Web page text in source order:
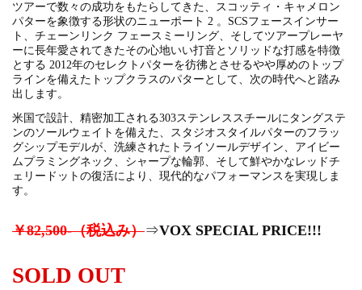
ツアーで数々の成功をもたらしてきた、スコッティ・キャメロン
パターを象徴する形状のニューポート 2 。SCSフェースインサー
ト、チェーンリンク フェースミーリング、そしてツアープレーヤ
ーに長年愛されてきたその心地いい打音とソリッドな打感を特徴
とする 2012年のセレクトパターを彷彿とさせるやや厚めのトップ
ラインを備えたトップクラスのパターとして、次の時代へと踏み
出します。
米国で設計、精密加工される303ステンレススチールにタングステ
ンのソールウェイトを備えた、スタジオスタイルパターのフラッ
グシップモデルが、洗練されたトライソールデザイン、アイビー
ムプラミングネック、シャープな輪郭、そして鮮やかなレッドチ
ェリードットの復活により、現代的なパフォーマンスを実現しま
す。
￥82,500-（税込み）⇒VOX SPECIAL PRICE!!!
SOLD OUT